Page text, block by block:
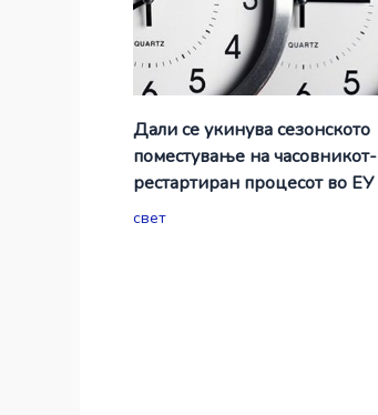
Дали се укинува сезонското
поместување на часовникот-
рестартиран процесот во ЕУ
свет